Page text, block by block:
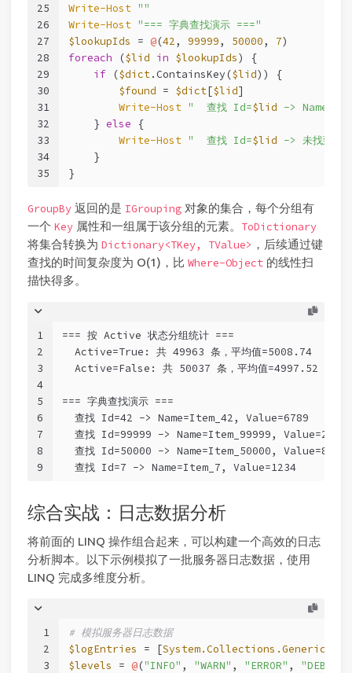
25
26
27
28
29
30
31
32
33
34
35
Write-Host ""
Write-Host "=== 字典查找演示 ==="
$lookupIds = @(42, 99999, 50000, 7)
foreach ($lid in $lookupIds) {
if ($dict.ContainsKey($lid)) {
$found = $dict[$lid]
Write-Host "  查找 Id=$lid -> Name=
    }
else {
Write-Host "  查找 Id=$lid -> 未找到"
    }
}
GroupBy 返回的是 IGrouping 对象的集合，每个分组有
一个 Key 属性和一组属于该分组的元素。 ToDictionary
将集合转换为 Dictionary<TKey, TValue> ，后续通过键
查找的时间复杂度为 O(1)，比 Where-Object 的线性扫
描快得多。
1
2
3
4
5
6
7
8
9
=== 按 Active 状态分组统计 ===
  Active=True: 共 49963 条，平均值=5008.74
  Active=False: 共 50037 条，平均值=4997.52
=== 字典查找演示 ===
  查找 Id=42 -> Name=Item_42, Value=6789
  查找 Id=99999 -> Name=Item_99999, Value=2345
  查找 Id=50000 -> Name=Item_50000, Value=8901
  查找 Id=7 -> Name=Item_7, Value=1234
综合实战：日志数据分析
将前面的 LINQ 操作组合起来，可以构建一个高效的日志
分析脚本。以下示例模拟了一批服务器日志数据，使用
LINQ 完成多维度分析。
1
2
3
# 模拟服务器日志数据
$logEntries = [
$levels = @("INFO" , "WARN" , "ERROR" , "DEBUG"